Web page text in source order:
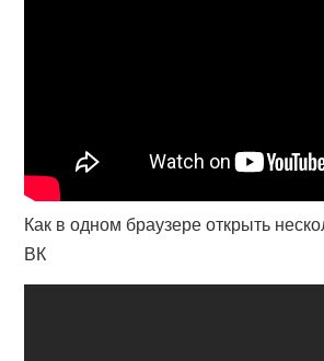
Как в одном браузере открыть
ВК